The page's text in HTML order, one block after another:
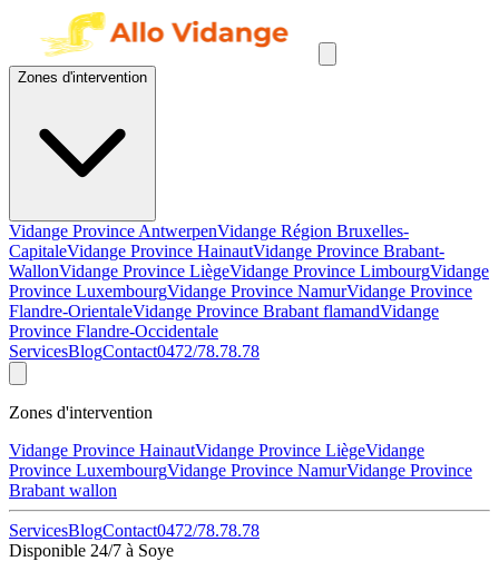
Zones d'intervention
Vidange Province AntwerpenVidange Région Bruxelles-
CapitaleVidange Province HainautVidange Province Brabant-
WallonVidange Province LiègeVidange Province LimbourgVidange
Province LuxembourgVidange Province NamurVidange Province
Flandre-OrientaleVidange Province Brabant flamandVidange
Province Flandre-Occidentale
ServicesBlogContact0472/78.78.78
Zones d'intervention
Vidange Province HainautVidange Province LiègeVidange
Province LuxembourgVidange Province NamurVidange Province
Brabant wallon
ServicesBlogContact0472/78.78.78
Disponible 24/7 à Soye